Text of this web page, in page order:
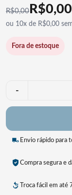
R$0,00
ou 10x de R$0,00
Fora de estoque
-
Envio rápido para
Compra segura e
Troca fácil em até